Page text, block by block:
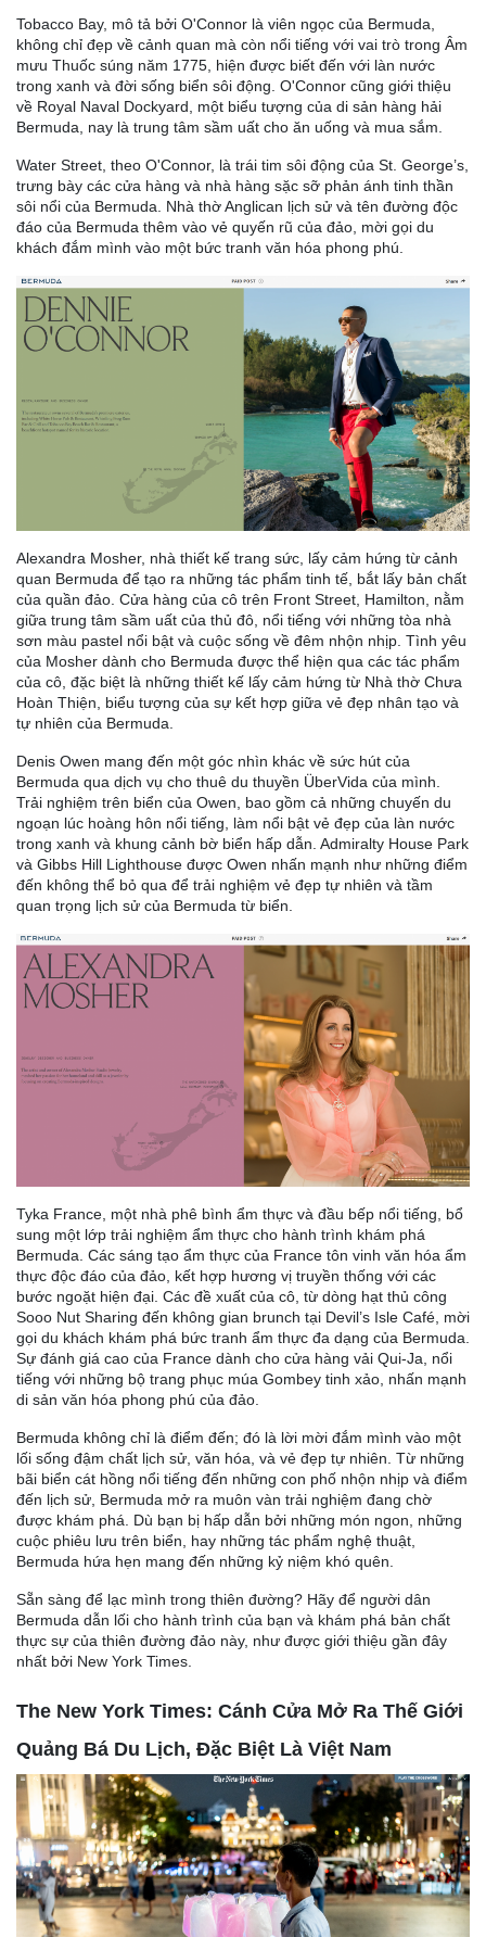
Tobacco Bay, mô tả bởi O'Connor là viên ngọc của Bermuda,
không chỉ đẹp về cảnh quan mà còn nổi tiếng với vai trò trong Âm
mưu Thuốc súng năm 1775, hiện được biết đến với làn nước
trong xanh và đời sống biển sôi động. O'Connor cũng giới thiệu
về Royal Naval Dockyard, một biểu tượng của di sản hàng hải
Bermuda, nay là trung tâm sầm uất cho ăn uống và mua sắm.
Water Street, theo O'Connor, là trái tim sôi động của St. George’s,
trưng bày các cửa hàng và nhà hàng sặc sỡ phản ánh tinh thần
sôi nổi của Bermuda. Nhà thờ Anglican lịch sử và tên đường độc
đáo của Bermuda thêm vào vẻ quyến rũ của đảo, mời gọi du
khách đắm mình vào một bức tranh văn hóa phong phú.
Alexandra Mosher, nhà thiết kế trang sức, lấy cảm hứng từ cảnh
quan Bermuda để tạo ra những tác phẩm tinh tế, bắt lấy bản chất
của quần đảo. Cửa hàng của cô trên Front Street, Hamilton, nằm
giữa trung tâm sầm uất của thủ đô, nổi tiếng với những tòa nhà
sơn màu pastel nổi bật và cuộc sống về đêm nhộn nhịp. Tình yêu
của Mosher dành cho Bermuda được thể hiện qua các tác phẩm
của cô, đặc biệt là những thiết kế lấy cảm hứng từ Nhà thờ Chưa
Hoàn Thiện, biểu tượng của sự kết hợp giữa vẻ đẹp nhân tạo và
tự nhiên của Bermuda.
Denis Owen mang đến một góc nhìn khác về sức hút của
Bermuda qua dịch vụ cho thuê du thuyền ÜberVida của mình.
Trải nghiệm trên biển của Owen, bao gồm cả những chuyến du
ngoạn lúc hoàng hôn nổi tiếng, làm nổi bật vẻ đẹp của làn nước
trong xanh và khung cảnh bờ biển hấp dẫn. Admiralty House Park
và Gibbs Hill Lighthouse được Owen nhấn mạnh như những điểm
đến không thể bỏ qua để trải nghiệm vẻ đẹp tự nhiên và tầm
quan trọng lịch sử của Bermuda từ biển.
Tyka France, một nhà phê bình ẩm thực và đầu bếp nổi tiếng, bổ
sung một lớp trải nghiệm ẩm thực cho hành trình khám phá
Bermuda. Các sáng tạo ẩm thực của France tôn vinh văn hóa ẩm
thực độc đáo của đảo, kết hợp hương vị truyền thống với các
bước ngoặt hiện đại. Các đề xuất của cô, từ dòng hạt thủ công
Sooo Nut Sharing đến không gian brunch tại Devil’s Isle Café, mời
gọi du khách khám phá bức tranh ẩm thực đa dạng của Bermuda.
Sự đánh giá cao của France dành cho cửa hàng vải Qui-Ja, nổi
tiếng với những bộ trang phục múa Gombey tinh xảo, nhấn mạnh
di sản văn hóa phong phú của đảo.
Bermuda không chỉ là điểm đến; đó là lời mời đắm mình vào một
lối sống đậm chất lịch sử, văn hóa, và vẻ đẹp tự nhiên. Từ những
bãi biển cát hồng nổi tiếng đến những con phố nhộn nhịp và điểm
đến lịch sử, Bermuda mở ra muôn vàn trải nghiệm đang chờ
được khám phá. Dù bạn bị hấp dẫn bởi những món ngon, những
cuộc phiêu lưu trên biển, hay những tác phẩm nghệ thuật,
Bermuda hứa hẹn mang đến những kỷ niệm khó quên.
Sẵn sàng để lạc mình trong thiên đường? Hãy để người dân
Bermuda dẫn lối cho hành trình của bạn và khám phá bản chất
thực sự của thiên đường đảo này, như được giới thiệu gần đây
nhất bởi New York Times.
The New York Times: Cánh Cửa Mở Ra Thế Giới
Quảng Bá Du Lịch, Đặc Biệt Là Việt Nam